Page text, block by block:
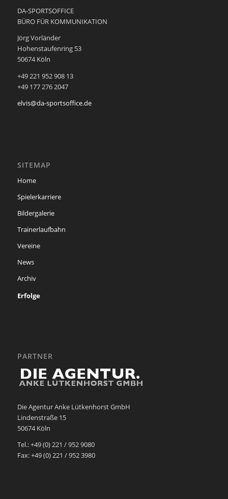
DA-SPORTSOFFICE
BÜRO FÜR KOMMUNIKATION
Jörg Vorländer
Hohenstaufenring 53
50674 Köln
+49 221 952 908 13
+49 177 276 2047
elvis@da-sportsoffice.de
SITEMAP
Home
Spielerkarriere
Bildergalerie
Trainerlaufbahn
Vereine
News
Archiv
Erfolge
PARTNER
Die Agentur Anke Lütkenhorst GmbH
Lindenstraße 15
50674 Köln
Tel.: +49 (0) 221 / 952 9080
Fax: +49 (0) 221 / 952 3980